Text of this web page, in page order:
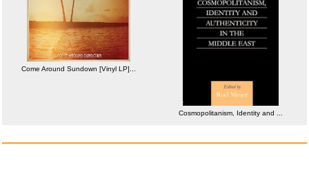
D-S Systems Installation-Boots...
Anzeige
Come Around Sundown [Vinyl LP]...
Cosmopolitanism, Identity and ...